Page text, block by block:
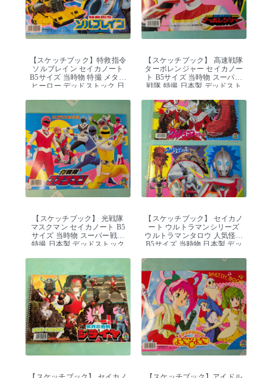
【スケッチブック】特救指令
ソルブレイン セイカノート
B5サイズ 当時物 特撮 メタル
ヒーロー デッドストック 日
【スケッチブック】 高速戦隊
ターボレンジャー セイカノー
ト B5サイズ 当時物 スーパー
戦隊 特撮 日本製 デッドスト
【スケッチブック】 光戦隊
マスクマン セイカノート B5
サイズ 当時物 スーパー戦隊
特撮 日本製 デッドストック
【スケッチブック】 セイカノ
ート ウルトラマンシリーズ
ウルトラマンタロウ 人気怪獣
B5サイズ 当時物 日本製 デッ